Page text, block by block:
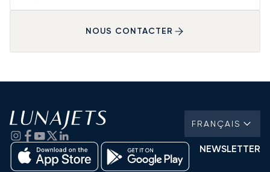
NOUS CONTACTER
FRANÇAIS
NEWSLETTER